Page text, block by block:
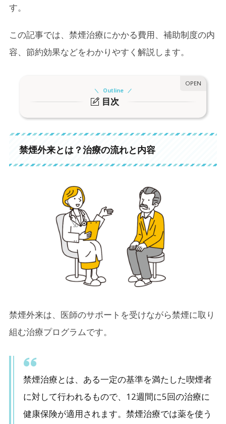
す。
この記事では、禁煙治療にかかる費用、補助制度の内
容、節約効果などをわかりやすく解説します。
目次
Outline
2. 禁煙治療を受けることのできる方
3. 治療にかかる費用は？自己負担額の目安
自治体の取り組み例
全額補助をする健康保険組合も
タバコがやめられないのは「意志が弱いから」で
はありません
ニコチンは「脳に強い快感をもたらす」成分
6-1. 1. 血管が収縮する
7. 禁煙は「健康」だけでなく「人生そのもの」を守
禁煙外来とは？治療の流れと内容
禁煙外来は、医師のサポートを受けながら禁煙に取り
組む治療プログラムです。
禁煙治療とは、ある一定の基準を満たした喫煙者
に対して行われるもので、12週間に5回の治療に
健康保険が適用されます。禁煙治療では薬を使う